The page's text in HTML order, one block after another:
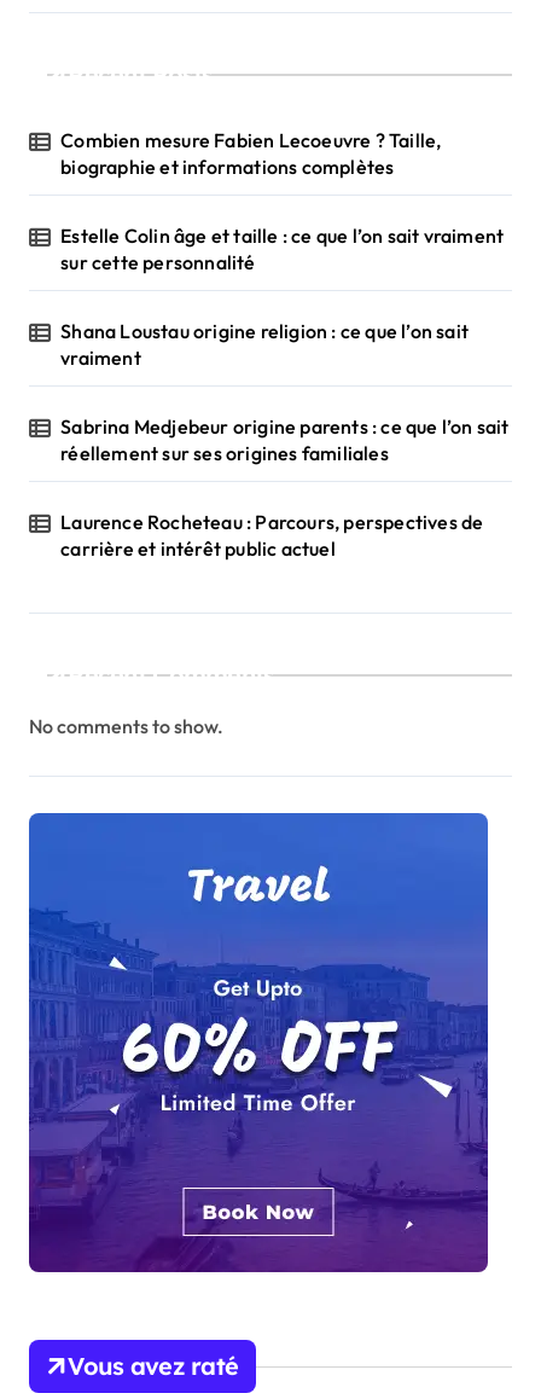
Recent Posts
Combien mesure Fabien Lecoeuvre ? Taille,
biographie et informations complètes
Estelle Colin âge et taille : ce que l’on sait vraiment
sur cette personnalité
Shana Loustau origine religion : ce que l’on sait
vraiment
Sabrina Medjebeur origine parents : ce que l’on sait
réellement sur ses origines familiales
Laurence Rocheteau : Parcours, perspectives de
carrière et intérêt public actuel
Recent Comments
No comments to show.
Vous avez raté